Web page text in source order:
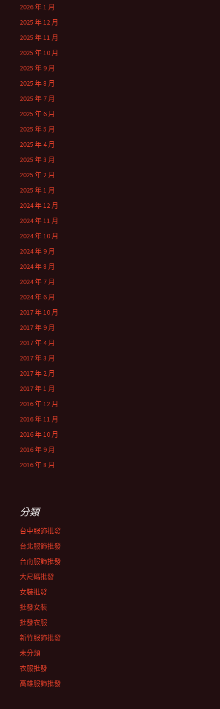
2026 年 1 月
2025 年 12 月
2025 年 11 月
2025 年 10 月
2025 年 9 月
2025 年 8 月
2025 年 7 月
2025 年 6 月
2025 年 5 月
2025 年 4 月
2025 年 3 月
2025 年 2 月
2025 年 1 月
2024 年 12 月
2024 年 11 月
2024 年 10 月
2024 年 9 月
2024 年 8 月
2024 年 7 月
2024 年 6 月
2017 年 10 月
2017 年 9 月
2017 年 4 月
2017 年 3 月
2017 年 2 月
2017 年 1 月
2016 年 12 月
2016 年 11 月
2016 年 10 月
2016 年 9 月
2016 年 8 月
分類
台中服飾批發
台北服飾批發
台南服飾批發
大尺碼批發
女裝批發
批發女裝
批發衣服
新竹服飾批發
未分類
衣服批發
高雄服飾批發